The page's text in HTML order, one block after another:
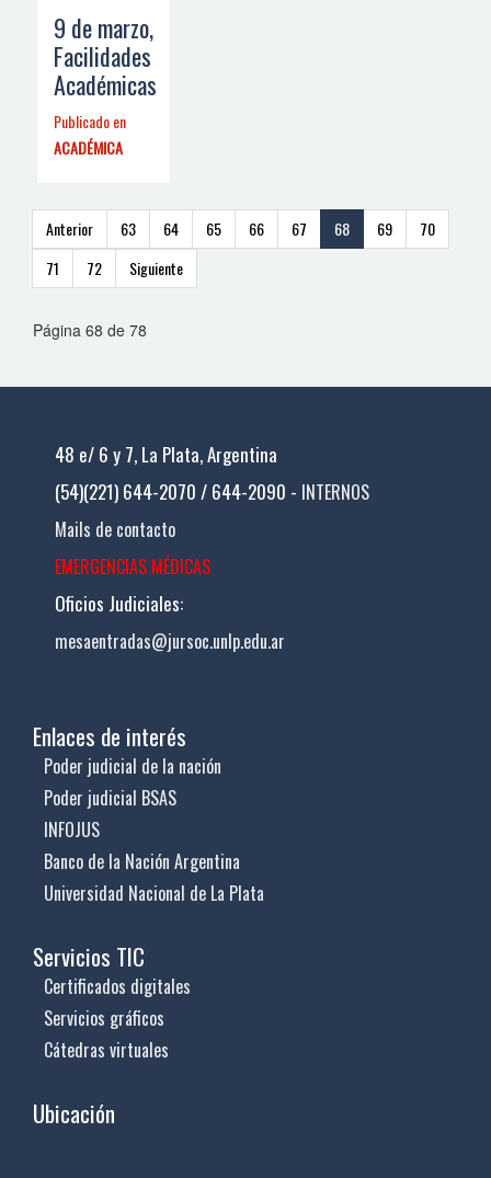
9 de marzo,
Facilidades
Académicas
Publicado en
ACADÉMICA
Anterior 63 64 65 66 67 68 69
70
71
72 Siguiente
Página 68 de 78
48 e/ 6 y 7, La Plata, Argentina
(54)(221) 644-2070 / 644-2090 - INTERNOS
Mails de contacto
EMERGENCIAS MÉDICAS
Oficios Judiciales:
mesaentradas@jursoc.unlp.edu.ar
Enlaces de interés
Poder judicial de la nación
Poder judicial BSAS
INFOJUS
Banco de la Nación Argentina
Universidad Nacional de La Plata
Servicios TIC
Certificados digitales
Servicios gráficos
Cátedras virtuales
Ubicación